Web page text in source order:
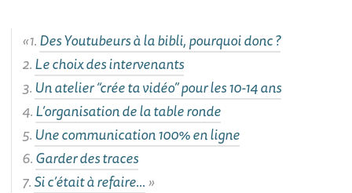
1.Des Youtubeurs à la bibli, pourquoi donc ?
2.Le choix des intervenants
3. Un atelier “crée ta vidéo” pour les 10-14 ans
4.L’organisation de la table ronde
5. Une communication 100% en ligne
6.Garder des traces
7.Si c’était à refaire…